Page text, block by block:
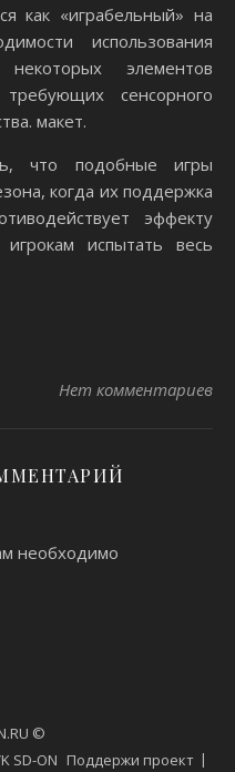
как «играбельный» на
использования
элементов
сенсорного
макет.
что подобные игры
когда их поддержка
эффекту
испытать весь
Нет комментариев
необходимо
©
SD-ON Поддержи проект